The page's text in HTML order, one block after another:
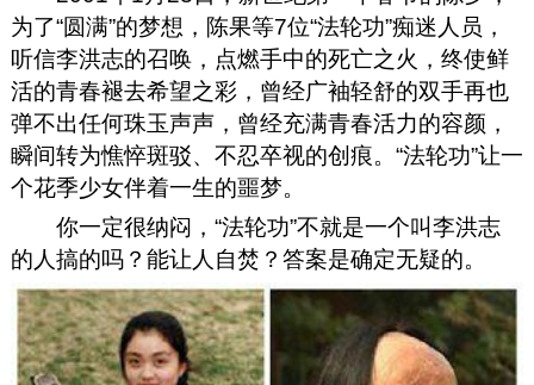
为了“圆满”的梦想，陈果等7位“法轮功”痴迷人员，
听信李洪志的召唤，点燃手中的死亡之火，终使鲜
活的青春褪去希望之彩，曾经广袖轻舒的双手再也
弹不出任何珠玉声声，曾经充满青春活力的容颜，
瞬间转为憔悴斑驳、不忍卒视的创痕。“法轮功”让一
个花季少女伴着一生的噩梦。
你一定很纳闷，“法轮功”不就是一个叫李洪志
的人搞的吗？能让人自焚？答案是确定无疑的。